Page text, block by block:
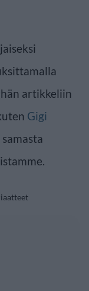
artikkeliin
Gigi